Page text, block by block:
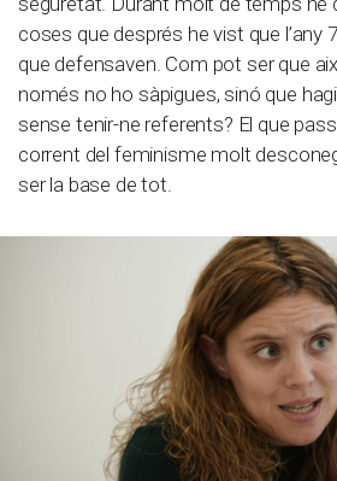
coses que després he vist que l’any
que defensaven. Com pot ser que
només no ho sàpigues, sinó que
sense tenir-ne referents? El que
corrent del feminisme molt
ser la base de tot.